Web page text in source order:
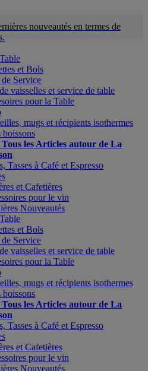
nouveautés en termes de
et Bols
de Service
vaisselles et service de table
pour la Table
mugs et récipients isothermes
boissons
les Articles autour de La
Tasses à Café et Espresso
et Cafetières
pour le vin
Nouveautés
et Bols
de Service
vaisselles et service de table
pour la Table
mugs et récipients isothermes
boissons
les Articles autour de La
Tasses à Café et Espresso
et Cafetières
pour le vin
Nouveautés